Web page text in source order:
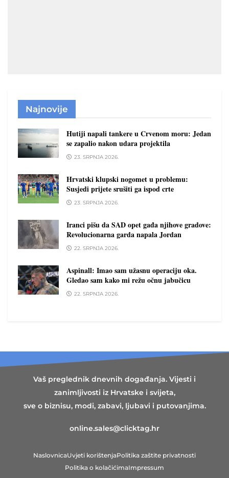
Najnovije
Hutiji napali tankere u Crvenom moru: Jedan
se zapalio nakon udara projektila
23. SRPNJA 2026.
Hrvatski klupski nogomet u problemu:
Susjedi prijete srušiti ga ispod crte
23. SRPNJA 2026.
Iranci pišu da SAD opet gađa njihove gradove:
Revolucionarna garda napala Jordan
22. SRPNJA 2026.
Aspinall: Imao sam užasnu operaciju oka.
Gledao sam kako mi režu očnu jabučicu
22. SRPNJA 2026.
Vaš preglednik dnevnih događanja. Vijesti i
zanimljivosti iz Hrvatske i svijeta,
sve o biznisu, modi, zabavi, ljubavi i putovanjima.
online.sales@clicktag.hr
NaslovnicaUvjeti korištenjaPolitika zaštite privatnosti
Politika o kolačićimaImpressum